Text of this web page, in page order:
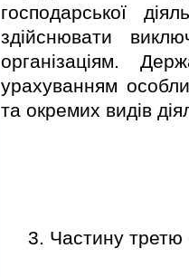
господарської
здiйснювати
органiзацiям.
урахуванням
та окремих видiв
3. Частину третю